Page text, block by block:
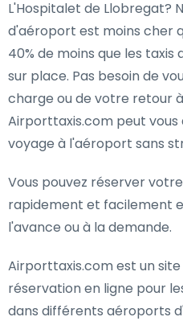
L'Hospitalet de Llobregat?
d'aéroport est moins cher
40% de moins que les
sur place. Pas besoin de
charge ou de votre retour
Airporttaxis.com peut
voyage à l'aéroport sans
Vous pouvez réserver
rapidement et facilement
l'avance ou à la demande.
Airporttaxis.com est un
réservation en ligne pour
dans différents aéroports